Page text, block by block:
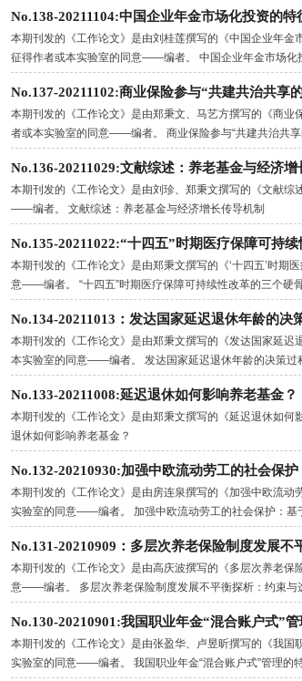
No.138-20211104:中国企业年金市场化投资的
本期刊发的《工作论文》是由刘桂莲撰写的《中国企业年
征得作者或本实验室的同意——编者。 中国企业年金市场化
No.137-20211102:商业保险参与“共建共治共享
本期刊发的《工作论文》是由郑秉文、马艺方撰写的《商业
者或本实验室的同意——编者。 商业保险参与“共建共治共享
No.136-20211029:文献综述：养老基金与经济增
本期刊发的《工作论文》是由刘珍、郑秉文撰写的《文献
——编者。 文献综述：养老基金与经济增长传导机制
No.135-20211022:“十四五”时期医疗保障可持
本期刊发的《工作论文》是由郑秉文撰写的《‘十四五’时期
意——编者。 “十四五”时期医疗保障可持续性改革的三个硬
No.134-20211013：发达国家延迟退休年龄的决
本期刊发的《工作论文》是由郑秉文撰写的《发达国家延
本实验室的同意——编者。 发达国家延迟退休年龄的决策过
No.133-20211008:延迟退休如何影响养老基金？
本期刊发的《工作论文》是由郑秉文撰写的《延迟退休如
退休如何影响养老基金？
No.132-20210930:加强中欧流动劳工的社会保
本期刊发的《工作论文》是由房连泉撰写的《加强中欧流
实验室的同意——编者。 加强中欧流动劳工的社会保护：基
No.131-20210909：多层次养老保险制度发展不
本期刊发的《工作论文》是由高庆波撰写的《多层次养老
意——编者。 多层次养老保险制度发展不平衡探析：约束与
No.130-20210901:我国职业年金“混合账户式”
本期刊发的《工作论文》是由张盈华、卢昱昕撰写的《我国
实验室的同意——编者。 我国职业年金“混合账户式”管理的